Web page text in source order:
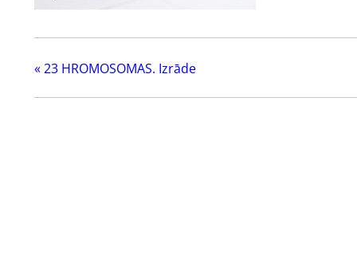
«23 HROMOSOMAS. Izrāde